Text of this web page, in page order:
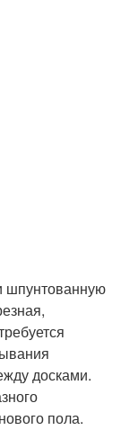
шпунтованную
досками.
пола.